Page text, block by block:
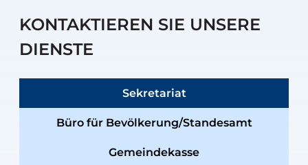
KONTAKTIEREN SIE UNSERE
DIENSTE
Sekretariat
Büro für Bevölkerung/Standesamt
Gemeindekasse